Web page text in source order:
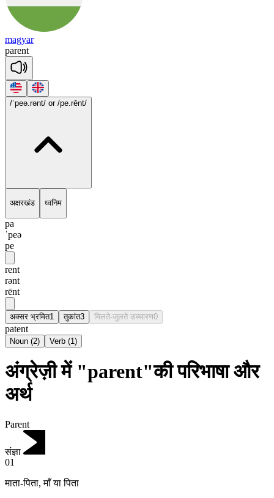
magyar
parent
/ˈpeə.rənt/ or /pe.rēnt/
अक्षरखंड ध्वनिम
pa
ˈpeə
pe
rent
rənt
rēnt
अक्सर भ्रमित1 तुकांत3 मिलते-जुलते उच्चारण0
patent
Noun (2) Verb (1)
अंग्रेज़ी में "parent"की परिभाषा और
अर्थ
Parent
संज्ञा
01
माता-पिता,माँ या पिता